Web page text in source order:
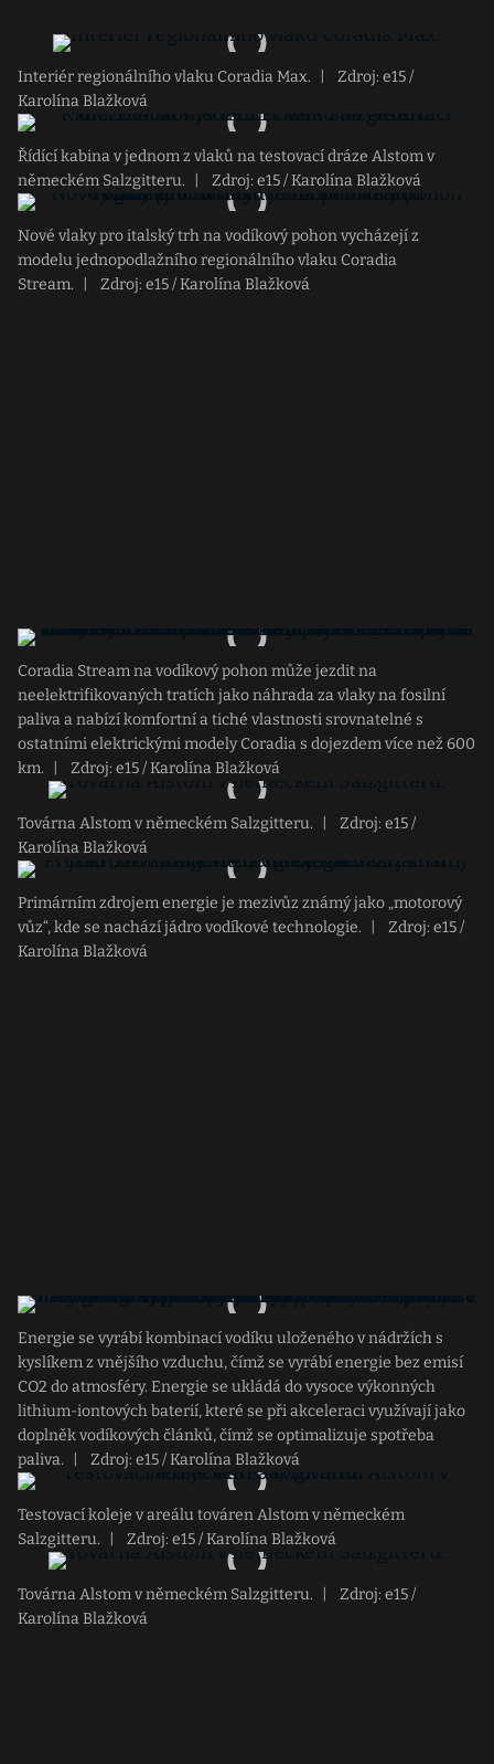
Interiér regionálního vlaku Coradia Max.
Zdroj: e15 /
Karolína Blažková
Řídící kabina v jednom z vlaků na testovací dráze Alstom v
německém Salzgitteru.
Zdroj: e15 / Karolína Blažková
Nové vlaky pro italský trh na vodíkový pohon vycházejí z
modelu jednopodlažního regionálního vlaku Coradia
Stream.
Zdroj: e15 / Karolína Blažková
Coradia Stream na vodíkový pohon může jezdit na
neelektrifikovaných tratích jako náhrada za vlaky na fosilní
paliva a nabízí komfortní a tiché vlastnosti srovnatelné s
ostatními elektrickými modely Coradia s dojezdem více než 600
km.
Zdroj: e15 / Karolína Blažková
Továrna Alstom v německém Salzgitteru.
Zdroj: e15 /
Karolína Blažková
Primárním zdrojem energie je mezivůz známý jako „motorový
vůz“, kde se nachází jádro vodíkové technologie.
Zdroj: e15 /
Karolína Blažková
Energie se vyrábí kombinací vodíku uloženého v nádržích s
kyslíkem z vnějšího vzduchu, čímž se vyrábí energie bez emisí
CO2 do atmosféry. Energie se ukládá do vysoce výkonných
lithium-iontových baterií, které se při akceleraci využívají jako
doplněk vodíkových článků, čímž se optimalizuje spotřeba
paliva.
Zdroj: e15 / Karolína Blažková
Testovací koleje v areálu továren Alstom v německém
Salzgitteru.
Zdroj: e15 / Karolína Blažková
Továrna Alstom v německém Salzgitteru.
Zdroj: e15 /
Karolína Blažková